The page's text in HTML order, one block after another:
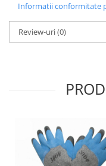
Piese si accesorii
Tarcuri animale
Roabe & accesorii
Corturi, Prelate si plase
umbrire
Informatii conformitate
Review-uri(0)